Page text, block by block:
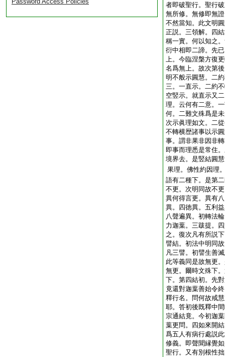
者即破聖行。聖行
無所修。無修即無
不然當知。此文明
正説。三領解。四
稱一實。何以知之
衍中相即二諦。先
上。今臨涅槃方復
名爲無上。故次第
明不般示圓慧。二
三。一直示。二約
空竪示。就直示又
理。云何有二意。
何。二難文殊爲是
次示眞理如文。二
不轉横歴諸事以示
事。謂非果非因非
即事而理悉是常住
境界去。是竪結圓
果理。佛性約因理
語有二種下。是第
不更。次明同故不
異何得言更。異有
異。四徳異。五利
八聲遍異。初轉法
力迦葉。三跋提。
之。復次凡有所説
譬結。初法中明同
凡三譬。初譬生善
此等義同是故無更
無更。爾時文殊下
下。第四結初。先
竟還對迦葉善始令
釋行名。問何故戒
耶。答初後既釋中
宗通結竟。今初迦
葉更問。四如來開
爲五人有病行處説
修義。即聲聞縁覺
聖行。又有別根性